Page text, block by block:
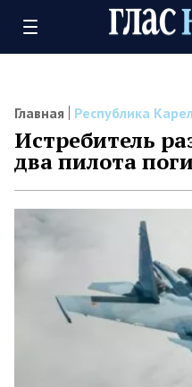
Главная Республика
Истребитель
два пилота